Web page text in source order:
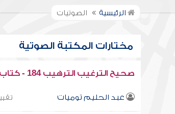
الرئيسية الصوتيات
مختارات المكتبة الصوتية
صحيح الترغيب الترهيب 184 - كتاب النكاح 36
عبد الحليم توميات